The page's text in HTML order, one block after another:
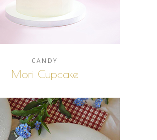
CANDY
Mori Cupcake